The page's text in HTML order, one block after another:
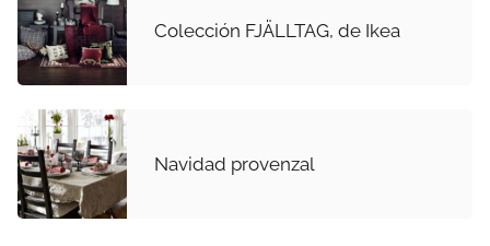
Colección FJÄLLTAG, de Ikea
Navidad provenzal